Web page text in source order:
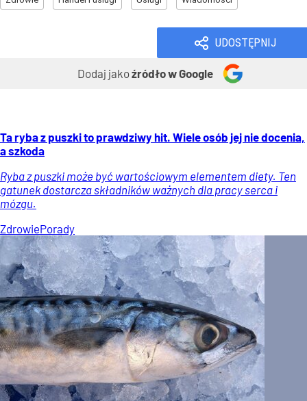
UDOSTĘPNIJ
Dodaj jakoźródło w Google
Ta ryba z puszki to prawdziwy hit. Wiele osób jej nie docenia,
a szkoda
Ryba z puszki może być wartościowym elementem diety. Ten
gatunek dostarcza składników ważnych dla pracy serca i
mózgu.
ZdrowiePorady